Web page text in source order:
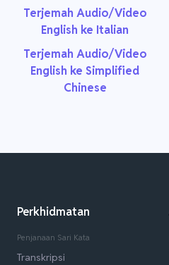
Terjemah Audio/Video
English ke Italian
Terjemah Audio/Video
English ke Simplified
Chinese
Perkhidmatan
Penjanaan Sari Kata
Transkripsi